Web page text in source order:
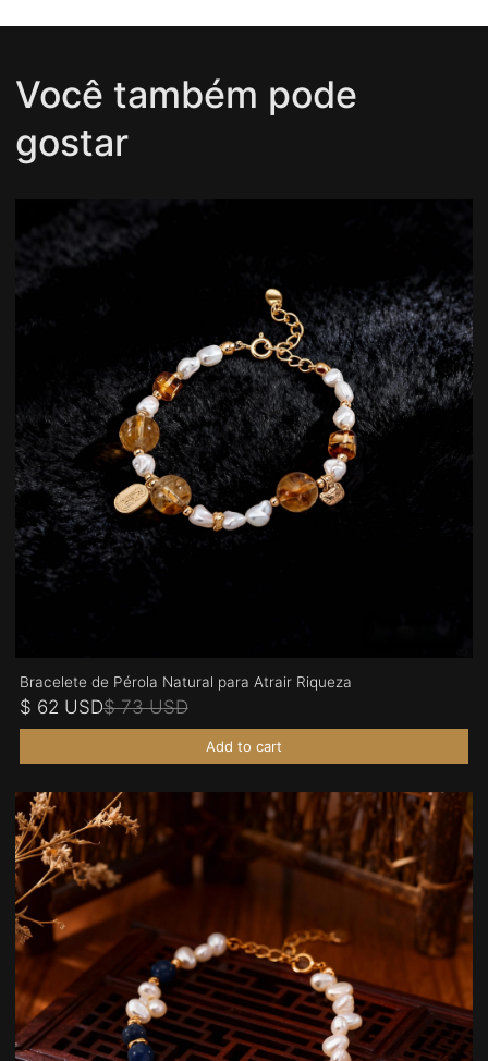
Você também pode
gostar
Bracelete de Pérola Natural para Atrair Riqueza
$ 62 USD$ 73 USD
Add to cart